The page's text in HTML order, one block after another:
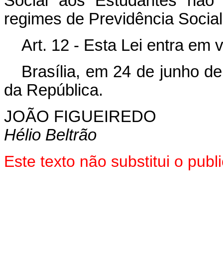
regimes de Previdência
Art. 12 - Esta Lei entra em
Brasília, em 24 de junho
da República.
JOÃO FIGUEIREDO
Hélio Beltrão
Este texto não substitui o